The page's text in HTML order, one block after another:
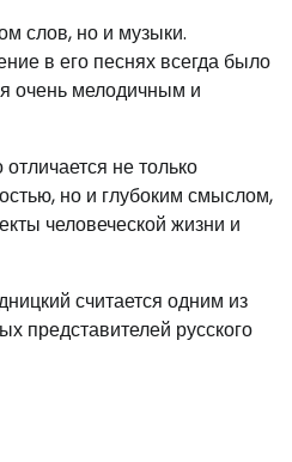
слов, но и музыки.
в его песнях всегда было
очень мелодичным и
не только
но и глубоким смыслом,
человеческой жизни и
считается одним из
представителей русского